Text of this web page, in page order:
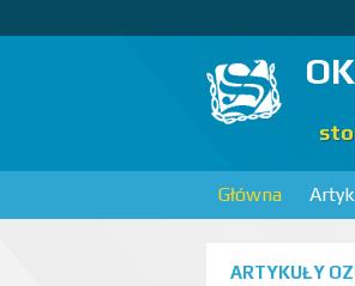
Główna
ARTYKUŁY